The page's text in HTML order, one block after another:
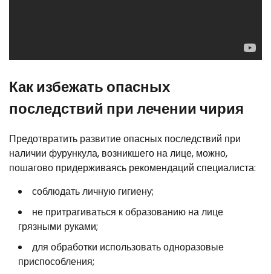
Как избежать опасных
последствий при лечении чирия
Предотвратить развитие опасных последствий при
наличии фурункула, возникшего на лице, можно,
пошагово придерживаясь рекомендаций специалиста:
соблюдать личную гигиену;
не притрагиваться к образованию на лице
грязными руками;
для обработки использовать одноразовые
приспособления;